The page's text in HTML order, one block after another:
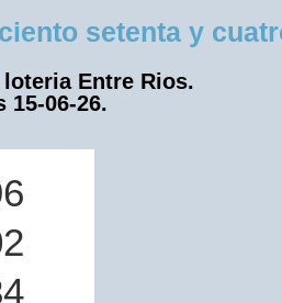
setenta y
Entre Rios.
15-06-26.